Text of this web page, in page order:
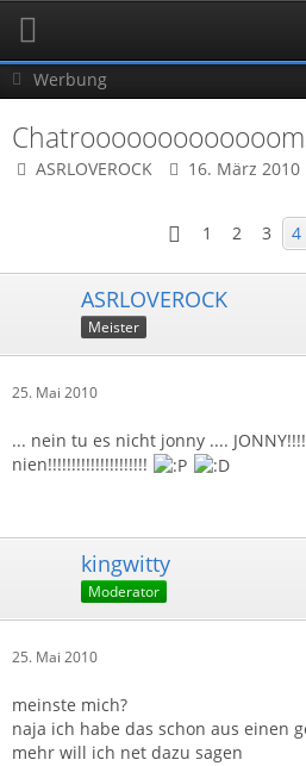
Werbung
ASRLOVEROCK 16. März 2010
1 2 3 4
ASRLOVEROCK
Meister
25. Mai 2010
... nein tu es nicht jonny ....
nien!!!!!!!!!!!!!!!!!!!!!
kingwitty
Moderator
25. Mai 2010
meinste mich?
naja ich habe das schon aus einen
mehr will ich net dazu sagen